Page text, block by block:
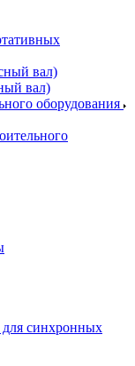
вал)
вал)
оборудования
для синхронных